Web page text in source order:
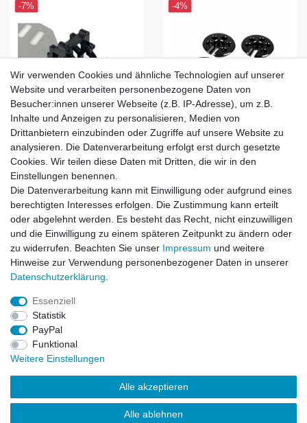
-7%
WIRC Diff Case GT4E Front-
Rear - GT4 Front Aluminium
UVP 139,99 €
129,99 € *
Artikel anzeigen
*inkl. ges. MwSt.zzgl.
Versandkosten
-4%
WIRC Shock Absorber
Spring Plate Stoßdämpfer
UVP 23,99 €
22,99 € *
Artikel anzeigen
* inkl. ges. MwSt. zzgl.
Versandkosten
Widerrufs­recht
Wir verwenden Cookies und ähnliche Technologien auf unserer
Website und verarbeiten personenbezogene Daten von
Besucher:innen unserer Webseite (z.B. IP-Adresse), um z.B.
Inhalte und Anzeigen zu personalisieren, Medien von
Drittanbietern einzubinden oder Zugriffe auf unsere Website zu
analysieren. Die Datenverarbeitung erfolgt erst durch gesetzte
Cookies. Wir teilen diese Daten mit Dritten, die wir in den
Einstellungen benennen.
Die Datenverarbeitung kann mit Einwilligung oder aufgrund eines
berechtigten Interesses erfolgen. Die Zustimmung kann erteilt
oder abgelehnt werden. Es besteht das Recht, nicht einzuwilligen
und die Einwilligung zu einem späteren Zeitpunkt zu ändern oder
zu widerrufen. Beachten Sie unser Impressum und weitere
Hinweise zur Verwendung personenbezogener Daten in unserer
Daten­schutz­erklärung
Essenziell
Statistik
PayPal
Funktional
Weitere Einstellungen
Alle akzeptieren
Alle ablehnen